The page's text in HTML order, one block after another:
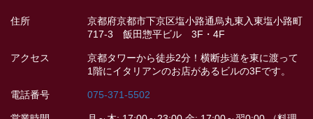
住所
京都府京都市下京区塩小路通烏丸東入東塩小路町
717-3 飯田惣平ビル 3F・4F
アクセス
京都タワーから徒歩2分！横断歩道を東に渡って
1階にイタリアンのお店があるビルの3Fです。
電話番号 075-371-5502